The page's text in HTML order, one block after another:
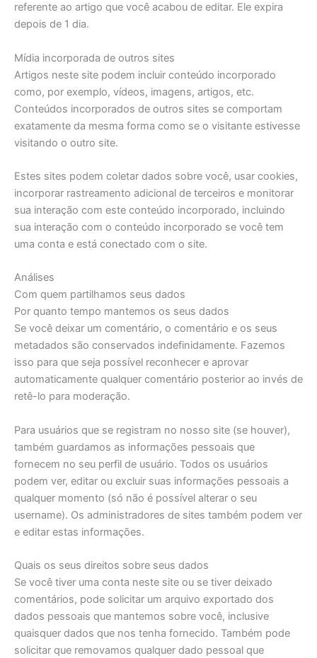
referente ao artigo que você acabou de editar. Ele expira
depois de 1 dia.
Mídia incorporada de outros sites
Artigos neste site podem incluir conteúdo incorporado
como, por exemplo, vídeos, imagens, artigos, etc.
Conteúdos incorporados de outros sites se comportam
exatamente da mesma forma como se o visitante estivesse
visitando o outro site.
Estes sites podem coletar dados sobre você, usar cookies,
incorporar rastreamento adicional de terceiros e monitorar
sua interação com este conteúdo incorporado, incluindo
sua interação com o conteúdo incorporado se você tem
uma conta e está conectado com o site.
Análises
Com quem partilhamos seus dados
Por quanto tempo mantemos os seus dados
Se você deixar um comentário, o comentário e os seus
metadados são conservados indefinidamente. Fazemos
isso para que seja possível reconhecer e aprovar
automaticamente qualquer comentário posterior ao invés de
retê-lo para moderação.
Para usuários que se registram no nosso site (se houver),
também guardamos as informações pessoais que
fornecem no seu perfil de usuário. Todos os usuários
podem ver, editar ou excluir suas informações pessoais a
qualquer momento (só não é possível alterar o seu
username). Os administradores de sites também podem ver
e editar estas informações.
Quais os seus direitos sobre seus dados
Se você tiver uma conta neste site ou se tiver deixado
comentários, pode solicitar um arquivo exportado dos
dados pessoais que mantemos sobre você, inclusive
quaisquer dados que nos tenha fornecido. Também pode
solicitar que removamos qualquer dado pessoal que